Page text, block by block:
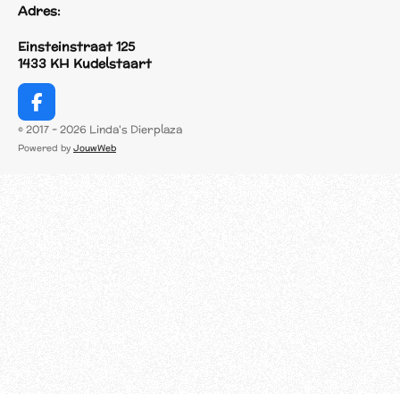
Adres:
Einsteinstraat 125
1433 KH Kudelstaart
F
a
c
© 2017 - 2026 Linda's Dierplaza
Powered by JouwWeb